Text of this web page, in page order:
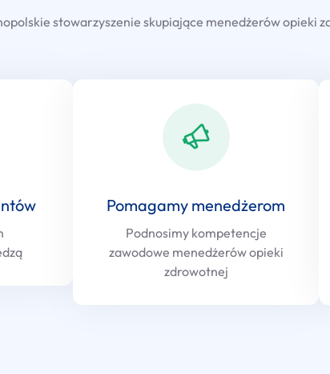
stowarzyszenie skupiające menedżerów opieki
Pomagamy menedżerom
Podnosimy kompetencje
zawodowe menedżerów opieki
zdrowotnej